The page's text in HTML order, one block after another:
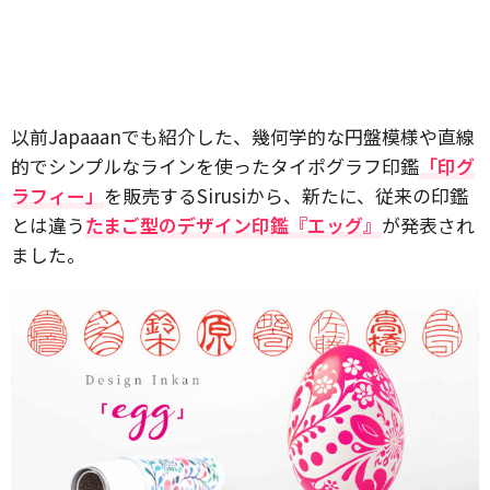
以前Japaaanでも紹介した、幾何学的な円盤模様や直線
的でシンプルなラインを使ったタイポグラフ印鑑 「印グ
ラフィー」 を販売するSirusiから、新たに、従来の印鑑
とは違うたまご型のデザイン印鑑『エッグ』 が発表され
ました。